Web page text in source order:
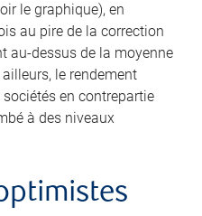
le graphique), en
au pire de la correction
au-dessus de la moyenne
le rendement
en contrepartie
à des niveaux